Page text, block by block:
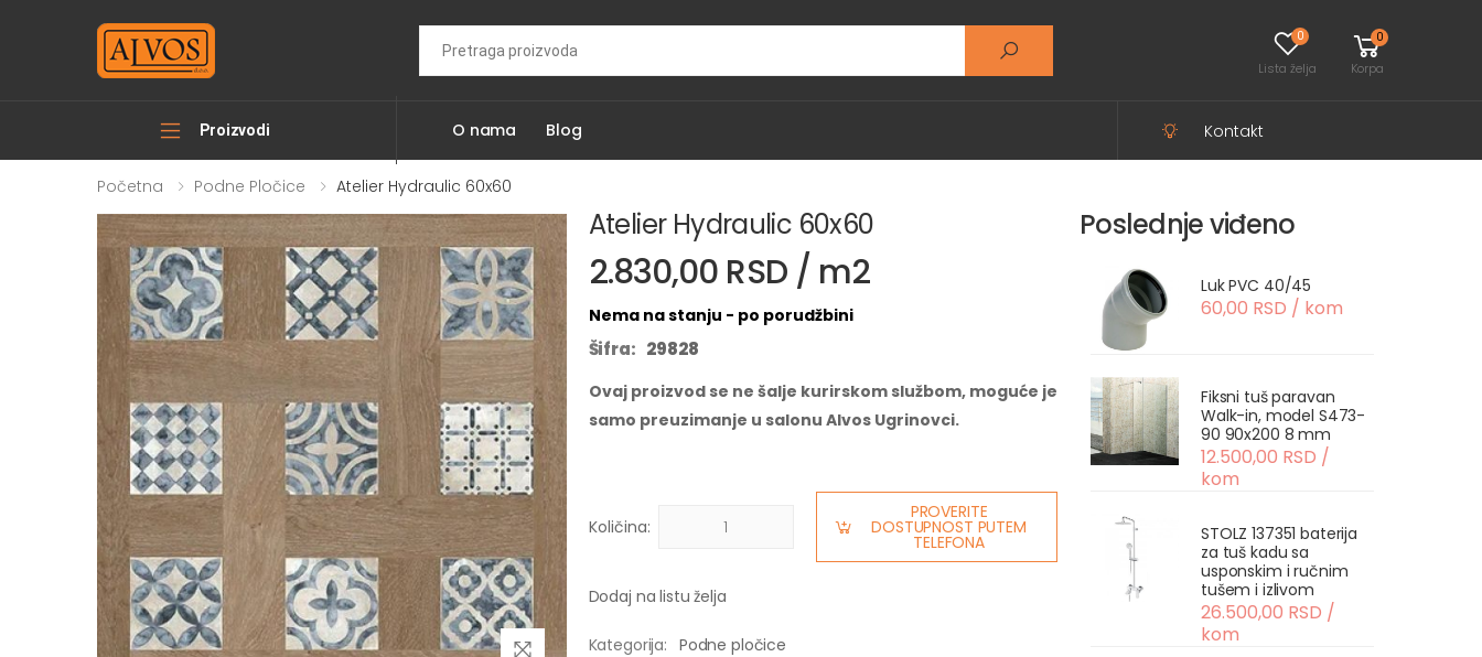
0
Lista želja
0
Korpa
Proizvodi O nama Blog Kontakt
Početna Podne Pločice Atelier Hydraulic 60x60
Atelier Hydraulic 60x60
2.830,00 RSD / m2
Nema na stanju - po porudžbini
Šifra: 29828
Ovaj proizvod se ne šalje kurirskom službom, moguće je
samo preuzimanje u salonu Alvos Ugrinovci.
Količina:
PROVERITE
DOSTUPNOST PUTEM
TELEFONA
Dodaj na listu želja
Kategorija: Podne pločice
Poslednje viđeno
Luk PVC 40/45
60,00 RSD / kom
Fiksni tuš paravan
Walk-in, model S473-
90 90x200 8 mm
12.500,00 RSD /
kom
STOLZ 137351 baterija
za tuš kadu sa
usponskim i ručnim
tušem i izlivom
26.500,00 RSD /
kom